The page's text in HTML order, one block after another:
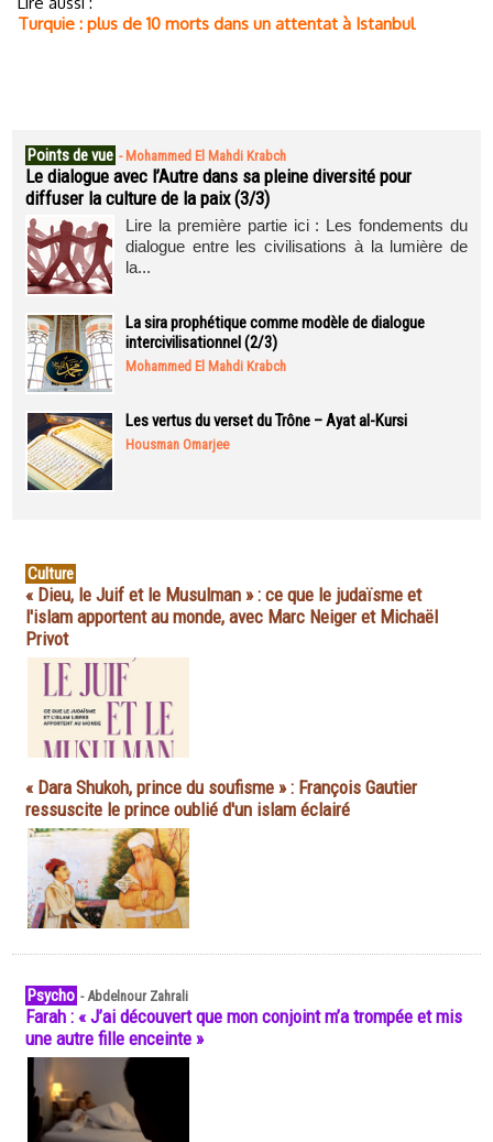
Turquie : plus de 10 morts dans un attentat à Istanbul
Points de vue - Mohammed El Mahdi Krabch
Le dialogue avec l’Autre dans sa pleine diversité pour
diffuser la culture de la paix (3/3)
Lire la première partie ici : Les fondements du
dialogue entre les civilisations à la lumière de
la...
La sira prophétique comme modèle de dialogue
intercivilisationnel (2/3)
Mohammed El Mahdi Krabch
Les vertus du verset du Trône – Ayat al-Kursi
Housman Omarjee
Culture
« Dieu, le Juif et le Musulman » : ce que le judaïsme et
l'islam apportent au monde, avec Marc Neiger et Michaël
Privot
« Dara Shukoh, prince du soufisme » : François Gautier
ressuscite le prince oublié d'un islam éclairé
Psycho -Abdelnour Zahrali
Farah : « J’ai découvert que mon conjoint m’a trompée et mis
une autre fille enceinte »